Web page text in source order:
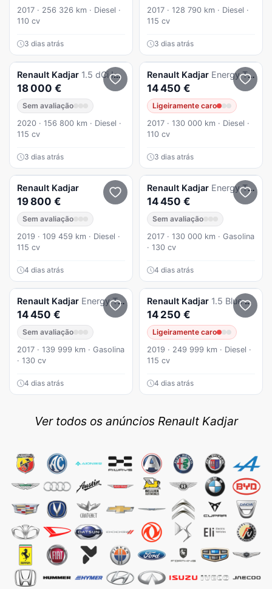
2017 · 256 326 km · Diesel ·
110 cv
3 dias atrás
2017 · 128 790 km · Diesel ·
115 cv
3 dias atrás
Renault Kadjar 1.5 dCi Intens EDC SS
18 000 €
Sem avaliação
2020 · 156 800 km · Diesel ·
115 cv
3 dias atrás
Renault Kadjar Energy TCe 130 EDC LIMITED
14 450 €
Ligeiramente caro
2017 · 130 000 km · Diesel ·
110 cv
3 dias atrás
Renault Kadjar
19 800 €
Sem avaliação
2019 · 109 459 km · Diesel ·
115 cv
4 dias atrás
Renault Kadjar Energy TCe 130 EDC LIMITED
14 450 €
Sem avaliação
2017 · 130 000 km · Gasolina
· 130 cv
4 dias atrás
Renault Kadjar Energy TCe 130 EDC LIMITED
14 450 €
Sem avaliação
2017 · 139 999 km · Gasolina
· 130 cv
4 dias atrás
Renault Kadjar 1.5 Blue dCi 115 Zen
14 250 €
Ligeiramente caro
2019 · 249 999 km · Diesel ·
115 cv
4 dias atrás
Ver todos os anúncios Renault Kadjar